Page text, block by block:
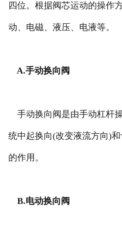
四位。根据阀芯运动的操作
动、电磁、液压、电液等。
A.手动换向阀
手动换向阀是由手动杠杆
统中起换向(改变液流方向)
的作用。
B.电动换向阀